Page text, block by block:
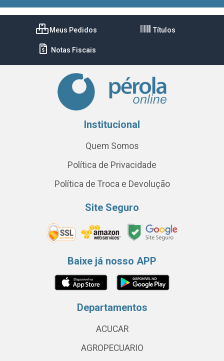
Meus Pedidos Títulos
Notas Fiscais
Institucional
Quem Somos
Política de Privacidade
Política de Troca e Devolução
Site Seguro
Baixe já nosso APP
Departamentos
ACUCAR
AGROPECUARIO